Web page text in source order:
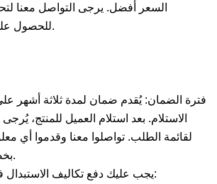
السعر أفضل. يرجى التواصل معنا
للحصول على عرض سعر خاص.
الاستلام. بعد استلام العميل للمنتج،
لقائمة الطلب. تواصلوا معنا وقدموا أي
بخصوص المنتج المعني.
2. يجب عليك دفع تكاليف الاستبدال في الحالات التالية: